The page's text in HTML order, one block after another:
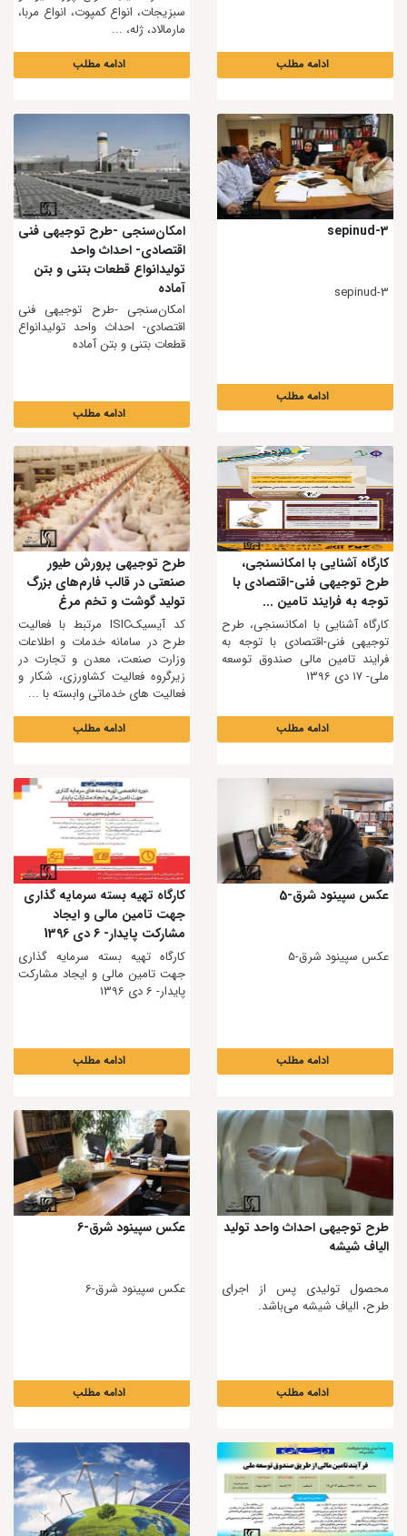
ادامه مطلب
سبزیجات، انواع کمپوت، انواع مربا،
مارمالاد، ژله، ...
ادامه مطلب
sepinud-3
sepinud-3
ادامه مطلب
امکان‌سنجی -طرح توجیهی فنی
اقتصادی- احداث واحد
تولیدانواع قطعات بتنی و بتن
آماده
امکان‌سنجی -طرح توجیهی فنی
اقتصادی- احداث واحد تولیدانواع
قطعات بتنی و بتن آماده
ادامه مطلب
کارگاه آشنایی با امکانسنجی،
طرح توجیهی فنی-اقتصادی با
توجه به فرایند تامین ...
کارگاه آشنایی با امکانسنجی، طرح
توجیهی فنی-اقتصادی با توجه به
فرایند تامین مالی صندوق توسعه
ملی- 17 دی 1396
ادامه مطلب
طرح توجیهی پرورش طیور
صنعتی در قالب فارم‌های بزرگ
تولید گوشت و تخم مرغ
کد آیسیکISIC مرتبط با فعالیت
طرح در سامانه خدمات و اطلاعات
وزارت صنعت، معدن و تجارت در
زیرگروه فعالیت کشاورزی، شکار و
فعالیت های خدماتی وابسته با ...
ادامه مطلب
عکس سپینود شرق-5
عکس سپینود شرق-5
ادامه مطلب
کارگاه تهیه بسته سرمایه گذاری
جهت تامین مالی و ایجاد
مشارکت پایدار- 6 دی 1396
کارگاه تهیه بسته سرمایه گذاری
جهت تامین مالی و ایجاد مشارکت
پایدار- 6 دی 1396
ادامه مطلب
طرح توجیهی احداث واحد تولید
الیاف شیشه
محصول تولیدی پس از اجرای
طرح، الیاف شیشه می‌باشد.
ادامه مطلب
عکس سپینود شرق-6
عکس سپینود شرق-6
ادامه مطلب